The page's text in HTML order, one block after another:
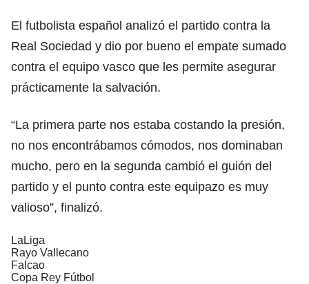
El futbolista español analizó el partido contra la
Real Sociedad y dio por bueno el empate sumado
contra el equipo vasco que les permite asegurar
prácticamente la salvación.
“La primera parte nos estaba costando la presión,
no nos encontrábamos cómodos, nos dominaban
mucho, pero en la segunda cambió el guión del
partido y el punto contra este equipazo es muy
valioso”, finalizó.
LaLiga
Rayo Vallecano
Falcao
Copa Rey Fútbol